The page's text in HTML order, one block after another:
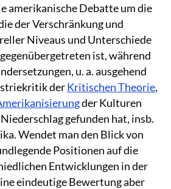
amerikanische Debatte um die
der Verschränkung und
Niveaus und Unterschiede
ist, während
u. a. ausgehend
derKritischen Theorie,
der Kulturen
gefunden hat, insb.
Wendet man den Blick von
Positionen auf die
Entwicklungen in der
eindeutige Bewertung aber